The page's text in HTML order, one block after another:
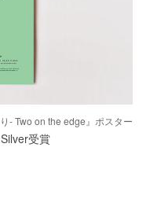
- Two on the edge』ポスター
受賞